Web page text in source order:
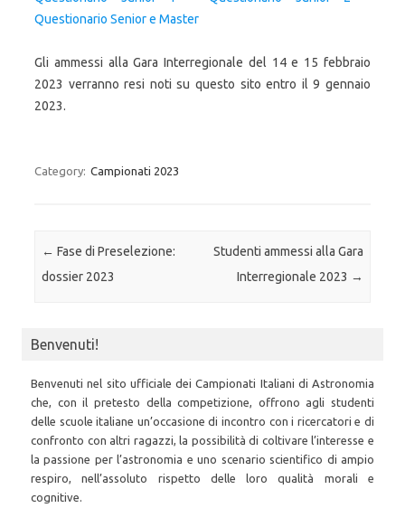
Questionario Senior e Master
Gli ammessi alla Gara Interregionale del 14 e 15 febbraio
2023 verranno resi noti su questo sito entro il 9 gennaio
2023.
Category: Campionati 2023
Post navigation
← Fase di Preselezione:
dossier 2023
Studenti ammessi alla Gara
Interregionale 2023 →
Benvenuti!
Benvenuti nel sito ufficiale dei Campionati Italiani di Astronomia
che, con il pretesto della competizione, offrono agli studenti
delle scuole italiane un’occasione di incontro con i ricercatori e di
confronto con altri ragazzi, la possibilità di coltivare l’interesse e
la passione per l’astronomia e uno scenario scientifico di ampio
respiro, nell’assoluto rispetto delle loro qualità morali e
cognitive.